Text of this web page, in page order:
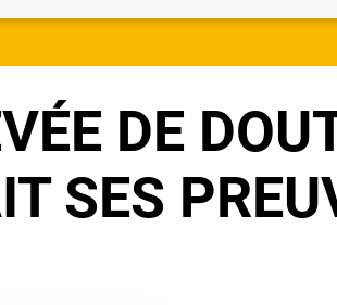
DE
SES